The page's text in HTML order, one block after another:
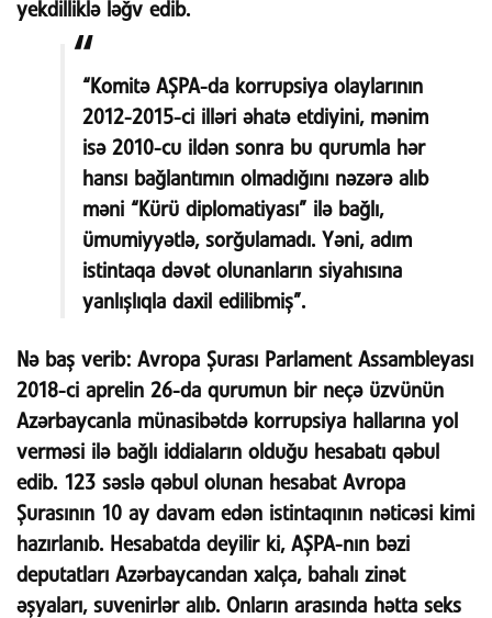
yekdilliklə ləğv edib.
“Komitə AŞPA-da korrupsiya olaylarının
2012-2015-ci illəri əhatə etdiyini, mənim
isə 2010-cu ildən sonra bu qurumla hər
hansı bağlantımın olmadığını nəzərə alıb
məni “Kürü diplomatiyası” ilə bağlı,
ümumiyyətlə, sorğulamadı. Yəni, adım
istintaqa dəvət olunanların siyahısına
yanlışlıqla daxil edilibmiş”.
Nə baş verib: Avropa Şurası Parlament Assambleyası
2018-ci aprelin 26-da qurumun bir neçə üzvünün
Azərbaycanla münasibətdə korrupsiya hallarına yol
verməsi ilə bağlı iddiaların olduğu hesabatı qəbul
edib. 123 səslə qəbul olunan hesabat Avropa
Şurasının 10 ay davam edən istintaqının nəticəsi kimi
hazırlanıb. Hesabatda deyilir ki, AŞPA-nın bəzi
deputatları Azərbaycandan xalça, bahalı zinət
əşyaları, suvenirlər alıb. Onların arasında hətta seks